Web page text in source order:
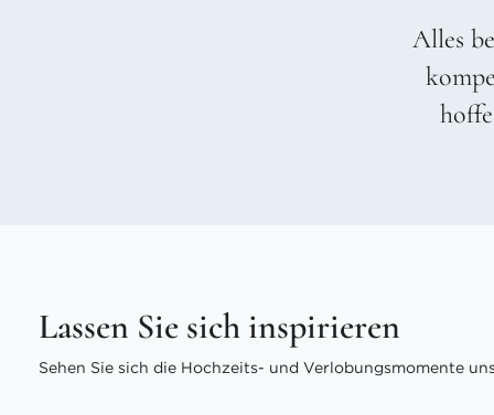
Alles
Lassen Sie sich inspirieren
Sehen Sie sich die Hochzeits- und Verlobungsmomente